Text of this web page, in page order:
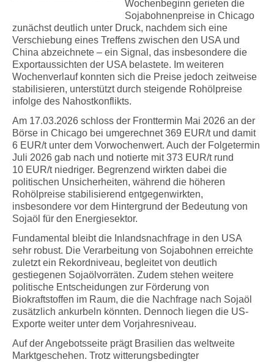
Wochenbeginn gerieten die
Sojabohnenpreise in Chicago
zunächst deutlich unter Druck, nachdem sich eine
Verschiebung eines Treffens zwischen den USA und
China abzeichnete – ein Signal, das insbesondere die
Exportaussichten der USA belastete. Im weiteren
Wochenverlauf konnten sich die Preise jedoch zeitweise
stabilisieren, unterstützt durch steigende Rohölpreise
infolge des Nahostkonflikts.
Am 17.03.2026 schloss der Fronttermin Mai 2026 an der
Börse in Chicago bei umgerechnet 369 EUR/t und damit
6 EUR/t unter dem Vorwochenwert. Auch der Folgetermin
Juli 2026 gab nach und notierte mit 373 EUR/t rund
10 EUR/t niedriger. Begrenzend wirkten dabei die
politischen Unsicherheiten, während die höheren
Rohölpreise stabilisierend entgegenwirkten,
insbesondere vor dem Hintergrund der Bedeutung von
Sojaöl für den Energiesektor.
Fundamental bleibt die Inlandsnachfrage in den USA
sehr robust. Die Verarbeitung von Sojabohnen erreichte
zuletzt ein Rekordniveau, begleitet von deutlich
gestiegenen Sojaölvorräten. Zudem stehen weitere
politische Entscheidungen zur Förderung von
Biokraftstoffen im Raum, die die Nachfrage nach Sojaöl
zusätzlich ankurbeln könnten. Dennoch liegen die US-
Exporte weiter unter dem Vorjahresniveau.
Auf der Angebotsseite prägt Brasilien das weltweite
Marktgeschehen. Trotz witterungsbedingter